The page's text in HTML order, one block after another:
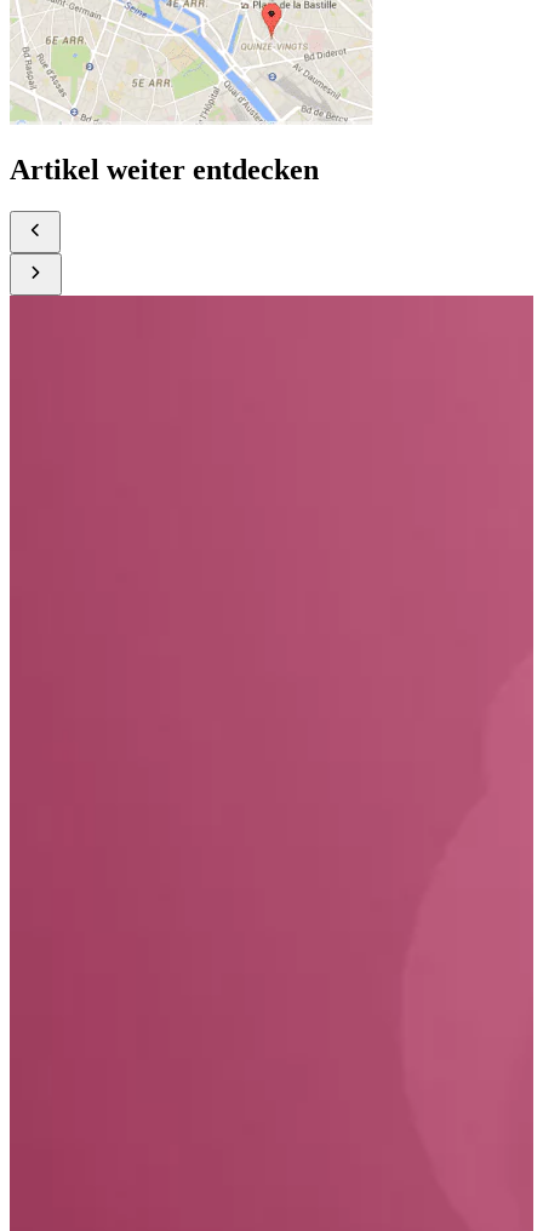
Artikel weiter entdecken